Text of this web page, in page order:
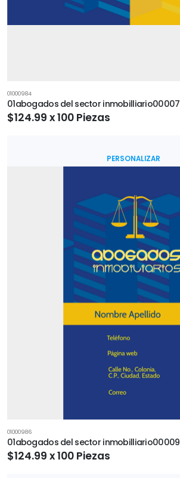
01000984
01abogados del sector inmobilliario00007
$124.99 x 100 Piezas
PERSONALIZAR
01000986
01abogados del sector inmobilliario00009
$124.99 x 100 Piezas